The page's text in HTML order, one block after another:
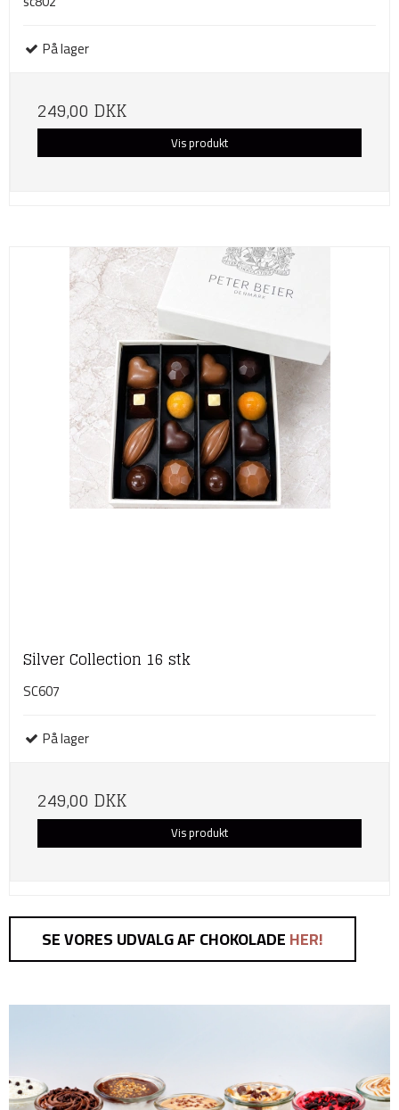
På lager
249,00 DKK
Vis produkt
Silver Collection 16 stk
SC607
På lager
249,00 DKK
Vis produkt
SE VORES UDVALG AF CHOKOLADEHER!